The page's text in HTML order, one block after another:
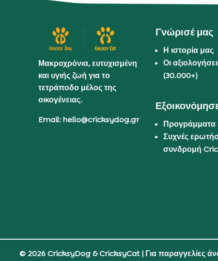
Μακροχρόνια, ευτυχισμένη
και υγιής ζωή για το
τετράποδο μέλος της
οικογένειας.
Email: hello@cricksydog.gr
Γνώρισέ μας
Η ιστορία μας
Οι
(30.000+)
Προγράμματα
Συχνές
συνδρομή
© 2026 CricksyDog & CricksyCat| Για παραγγελίες